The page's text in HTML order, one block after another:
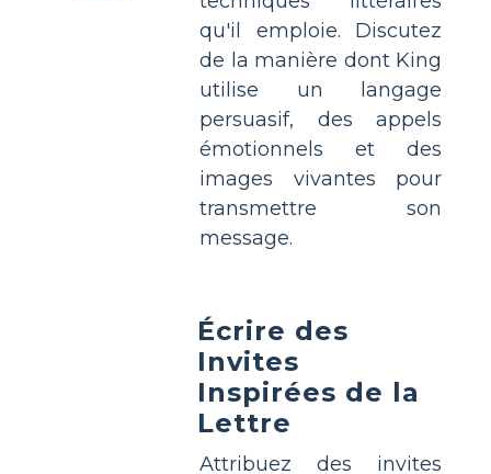
qu'il emploie. Discutez
de la manière dont King
utilise un langage
persuasif, des appels
émotionnels et des
images vivantes pour
transmettre son
message.
Écrire des
Invites
Inspirées de la
Lettre
Attribuez des invites